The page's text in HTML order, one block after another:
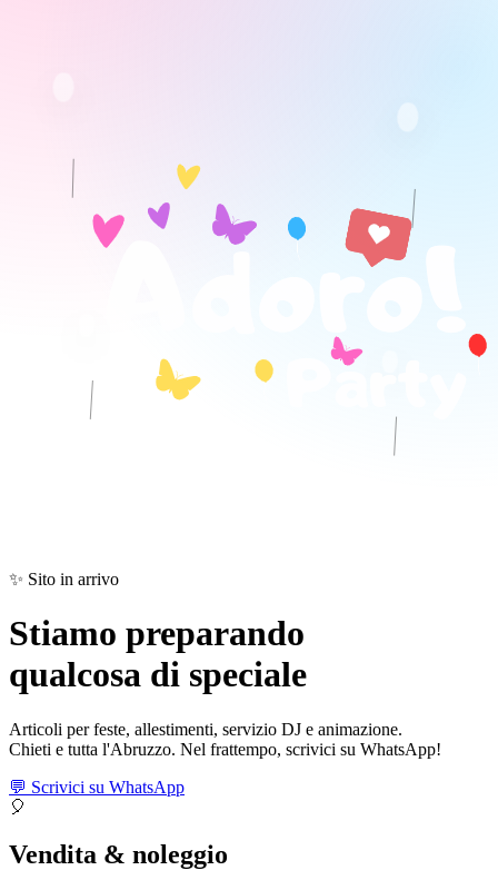
✨ Sito in arrivo
Stiamo preparando
qualcosa di speciale
Articoli per feste, allestimenti, servizio DJ e animazione.
Chieti e tutta l'Abruzzo. Nel frattempo, scrivici su WhatsApp!
💬 Scrivici su WhatsApp
🎈
Vendita & noleggio